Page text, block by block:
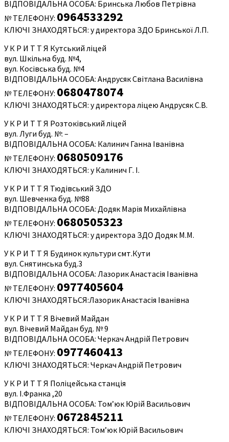
ВІДПОВІДАЛЬНА ОСОБА: Бринська Любов Петрівна
№ ТЕЛЕФОНУ: 0964533292
КЛЮЧІ ЗНАХОДЯТЬСЯ: у директора ЗДО Бринської Л.П.
У К Р И Т Т Я Кутський ліцей
вул. Шкільна буд. №4,
вул. Косівська буд. №4
ВІДПОВІДАЛЬНА ОСОБА: Андрусяк Світлана Василівна
№ ТЕЛЕФОНУ: 0680478074
КЛЮЧІ ЗНАХОДЯТЬСЯ: у директора ліцею Андрусяк С.В.
У К Р И Т Т Я Розтоківський ліцей
вул. Луги буд. №: –
ВІДПОВІДАЛЬНА ОСОБА: Калинич Ганна Іванівна
№ ТЕЛЕФОНУ: 0680509176
КЛЮЧІ ЗНАХОДЯТЬСЯ: у Калинич Г. І.
У К Р И Т Т Я Тюдівський ЗДО
вул. Шевченка буд. №88
ВІДПОВІДАЛЬНА ОСОБА: Додяк Марія Михайлівна
№ ТЕЛЕФОНУ: 0680505323
КЛЮЧІ ЗНАХОДЯТЬСЯ: у директора ЗДО Додяк М.М.
У К Р И Т Т Я Будинок культури смт.Кути
вул. Снятинська буд.3
ВІДПОВІДАЛЬНА ОСОБА: Лазорик Анастасія Іванівна
№ ТЕЛЕФОНУ: 0977405604
КЛЮЧІ ЗНАХОДЯТЬСЯ:Лазорик Анастасія Іванівна
У К Р И Т Т Я Вічевий Майдан
вул. Вічевий Майдан буд. № 9
ВІДПОВІДАЛЬНА ОСОБА: Черкач Андрій Петрович
№ ТЕЛЕФОНУ: 0977460413
КЛЮЧІ ЗНАХОДЯТЬСЯ: Черкач Андрій Петрович
У К Р И Т Т Я Поліцейська станція
вул. І.Франка ,20
ВІДПОВІДАЛЬНА ОСОБА: Том’юк Юрій Васильович
№ ТЕЛЕФОНУ: 0672845211
КЛЮЧІ ЗНАХОДЯТЬСЯ: Том’юк Юрій Васильович